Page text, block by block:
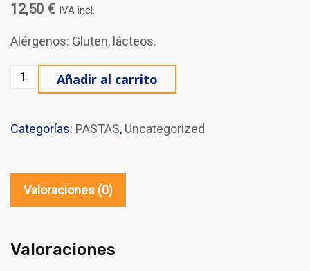
12,50 € IVA incl.
Alérgenos: Gluten, lácteos.
CANELONES DE RUSTIT (6 Uds) cantidad
Añadir al carrito
Categorías: PASTAS, Uncategorized
Valoraciones (0)
Valoraciones